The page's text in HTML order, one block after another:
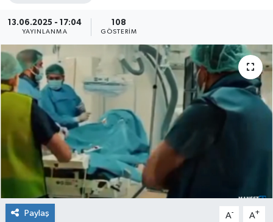
13.06.2025 - 17:04
YAYINLANMA
108
GÖSTERIM
Paylaş A- A+
Medya
Mizah
Röportaj
Teknoloji